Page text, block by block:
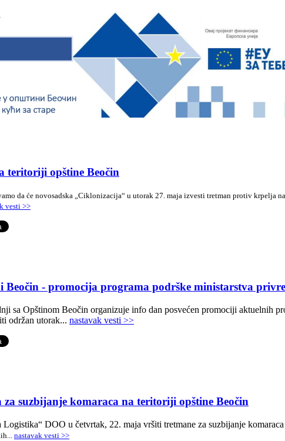
teritoriji opštine Beočin
da će novosadska „Ciklonizacija“ u utorak 27. maja izvesti tretman protiv krpelja
vesti >>
Beočin - promocija programa podrške ministarstva
sa Opštinom Beočin organizuje info dan posvećen promociji aktuelnih
održan utorak... nastavak vesti >>
za suzbijanje komaraca na teritoriji opštine Beočin
DOO u četvrtak, 22. maja vršiti tretmane za suzbijanje
... nastavak vesti >>